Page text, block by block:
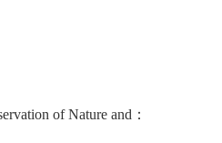
of Nature and：